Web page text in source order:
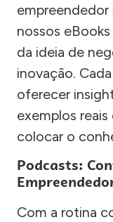
nossos
da ideia de
inovação.
oferecer
exemplos
colocar o
Podcasts:
Com a rotina